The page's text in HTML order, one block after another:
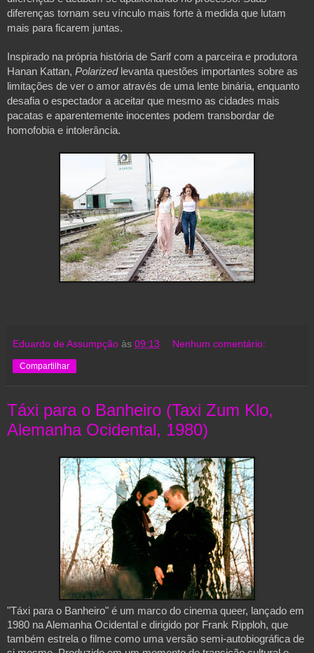
diferenças tornam seu vínculo mais forte à medida que lutam
mais para ficarem juntas.
Inspirado na própria história de Sarif com a parceira e produtora
Hanan Kattan, Polarizedlevanta questões importantes sobre as
limitações de ver o amor através de uma lente binária, enquanto
desafia o espectador a aceitar que mesmo as cidades mais
pacatas e aparentemente inocentes podem transbordar de
homofobia e intolerância.
Eduardo de Assumpção às 09:13 Nenhum comentário:
Compartilhar
Táxi para o Banheiro (Taxi Zum Klo,
Alemanha Ocidental, 1980)
"Táxi para o Banheiro" é um marco do cinema queer, lançado em
1980 na Alemanha Ocidental e dirigido por Frank Ripploh, que
também estrela o filme como uma versão semi-autobiográfica de